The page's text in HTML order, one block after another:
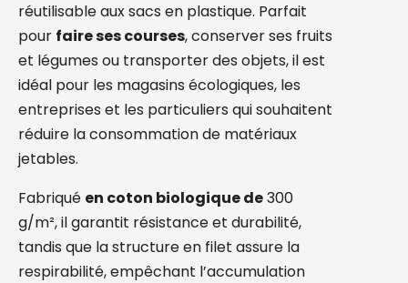
réutilisable aux sacs en plastique. Parfait
pour faire ses courses, conserver ses fruits
et légumes ou transporter des objets, il est
idéal pour les magasins écologiques, les
entreprises et les particuliers qui souhaitent
réduire la consommation de matériaux
jetables.
Fabriqué en coton biologique de300
g/m², il garantit résistance et durabilité,
tandis que la structure en filet assure la
respirabilité, empêchant l’accumulation